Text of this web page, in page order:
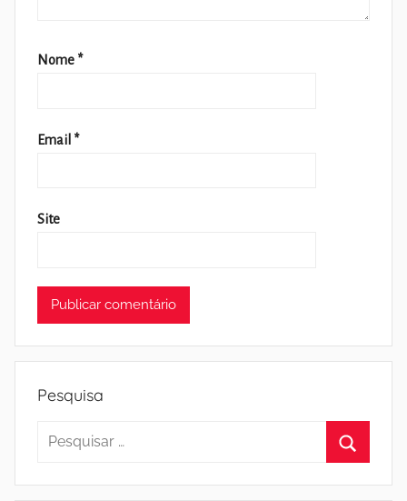
Nome *
Email *
Site
Pesquisa
Pesquisar